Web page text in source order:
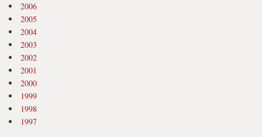
2006
2005
2004
2003
2002
2001
2000
1999
1998
1997